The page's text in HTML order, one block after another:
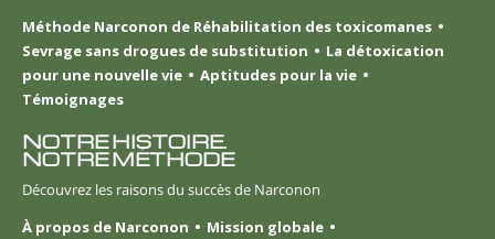
Méthode Narconon de Réhabilitation des toxicomanes
Sevrage sans drogues de substitution
La détoxication
pour une nouvelle vie
Aptitudes pour la vie
Témoignages
NOTRE HISTOIRE.
NOTRE MÉTHODE
Découvrez les raisons du succès de Narconon
À propos de Narconon
Mission globale